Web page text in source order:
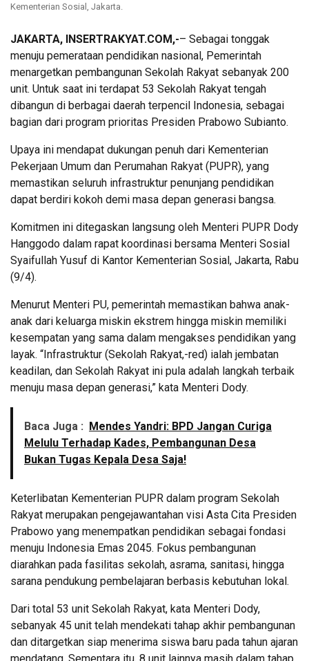
Kementerian Sosial, Jakarta.
JAKARTA, INSERTRAKYAT.COM,-– Sebagai tonggak
menuju pemerataan pendidikan nasional, Pemerintah
menargetkan pembangunan Sekolah Rakyat sebanyak 200
unit. Untuk saat ini terdapat 53 Sekolah Rakyat tengah
dibangun di berbagai daerah terpencil Indonesia, sebagai
bagian dari program prioritas Presiden Prabowo Subianto.
Upaya ini mendapat dukungan penuh dari Kementerian
Pekerjaan Umum dan Perumahan Rakyat (PUPR), yang
memastikan seluruh infrastruktur penunjang pendidikan
dapat berdiri kokoh demi masa depan generasi bangsa.
Komitmen ini ditegaskan langsung oleh Menteri PUPR Dody
Hanggodo dalam rapat koordinasi bersama Menteri Sosial
Syaifullah Yusuf di Kantor Kementerian Sosial, Jakarta, Rabu
(9/4).
Menurut Menteri PU, pemerintah memastikan bahwa anak-
anak dari keluarga miskin ekstrem hingga miskin memiliki
kesempatan yang sama dalam mengakses pendidikan yang
layak. “Infrastruktur (Sekolah Rakyat,-red) ialah jembatan
keadilan, dan Sekolah Rakyat ini pula adalah langkah terbaik
menuju masa depan generasi,” kata Menteri Dody.
Baca Juga : Mendes Yandri: BPD Jangan Curiga
Melulu Terhadap Kades, Pembangunan Desa
Bukan Tugas Kepala Desa Saja!
Keterlibatan Kementerian PUPR dalam program Sekolah
Rakyat merupakan pengejawantahan visi Asta Cita Presiden
Prabowo yang menempatkan pendidikan sebagai fondasi
menuju Indonesia Emas 2045. Fokus pembangunan
diarahkan pada fasilitas sekolah, asrama, sanitasi, hingga
sarana pendukung pembelajaran berbasis kebutuhan lokal.
Dari total 53 unit Sekolah Rakyat, kata Menteri Dody,
sebanyak 45 unit telah mendekati tahap akhir pembangunan
dan ditargetkan siap menerima siswa baru pada tahun ajaran